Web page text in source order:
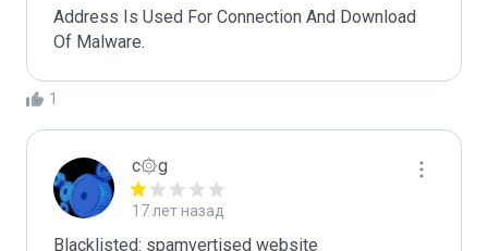
Address Is Used For Connection And Download
Of Malware.
1
c۞g
17 лет назад
Blacklisted: spamvertised website